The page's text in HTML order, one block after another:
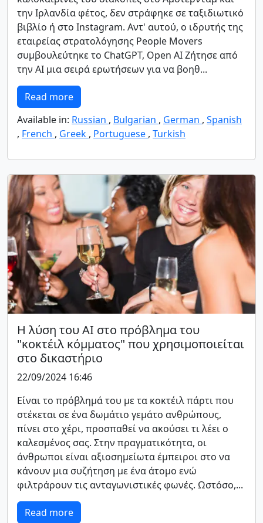
την Ιρλανδία φέτος, δεν στράφηκε σε ταξιδιωτικό
βιβλίο ή στο Instagram. Αντ' αυτού, ο ιδρυτής της
εταιρείας στρατολόγησης People Movers
συμβουλεύτηκε το ChatGPT, Open AI Ζήτησε από
την AI μια σειρά ερωτήσεων για να βοηθ...
Read more
Available in: Russian , Bulgarian , German , Spanish
, French , Greek , Portuguese , Turkish
Η λύση του AI στο πρόβλημα του
"κοκτέιλ κόμματος" που χρησιμοποιείται
στο δικαστήριο
22/09/2024 16:46
Είναι το πρόβλημά του με τα κοκτέιλ πάρτι που
στέκεται σε ένα δωμάτιο γεμάτο ανθρώπους,
πίνει στο χέρι, προσπαθεί να ακούσει τι λέει ο
καλεσμένος σας. Στην πραγματικότητα, οι
άνθρωποι είναι αξιοσημείωτα έμπειροι στο να
κάνουν μια συζήτηση με ένα άτομο ενώ
φιλτράρουν τις ανταγωνιστικές φωνές. Ωστόσο,...
Read more